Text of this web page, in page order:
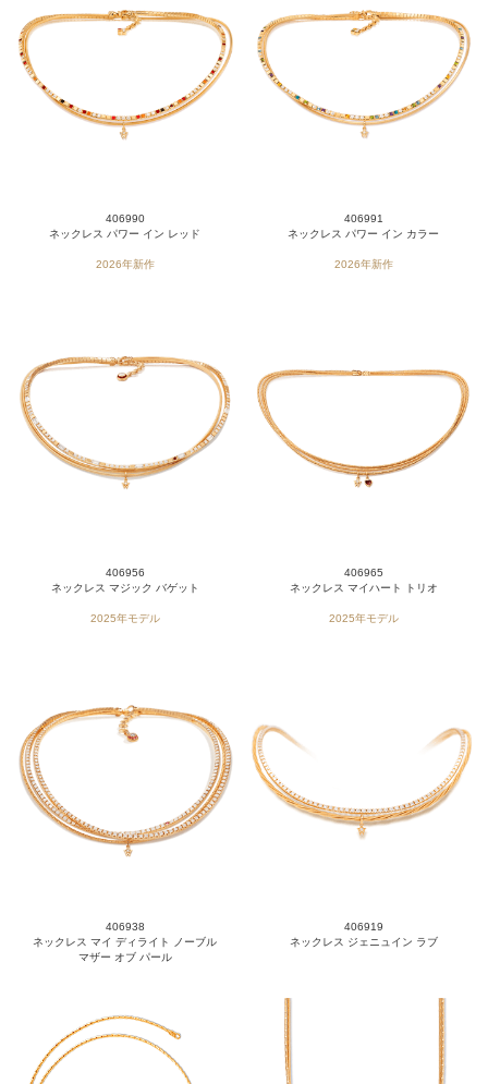
406990
ネックレス パワー イン レッド
2026年新作
406991
ネックレス パワー イン カラー
2026年新作
406956
ネックレス マジック バゲット
2025年モデル
406965
ネックレス マイハート トリオ
2025年モデル
406938
ネックレス マイ ディライト ノーブル
マザー オブ パール
406919
ネックレス ジェニュイン ラブ